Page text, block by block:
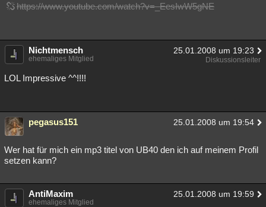
https://www.youtube.com/watch?v=_EesIwW5gNE
Nichtmensch 25.01.2008 um 19:23
ehemaliges Mitglied Diskussionsleiter
LOL Impressive ^^!!!!
pegasus151 25.01.2008 um 19:54
Wer hat für mich ein mp3 titel von UB40 den ich auf meinem Profil
setzen kann?
AntiMaxim 25.01.2008 um 19:59
ehemaliges Mitglied